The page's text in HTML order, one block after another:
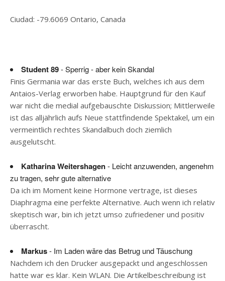
Ciudad: -79.6069 Ontario, Canada
Student 89- Sperrig - aber kein Skandal
Finis Germania war das erste Buch, welches ich aus dem
Antaios-Verlag erworben habe. Hauptgrund für den Kauf
war nicht die medial aufgebauschte Diskussion; Mittlerweile
ist das alljährlich aufs Neue stattfindende Spektakel, um ein
vermeintlich rechtes Skandalbuch doch ziemlich
ausgelutscht.
Katharina Weitershagen- Leicht anzuwenden, angenehm
zu tragen, sehr gute alternative
Da ich im Moment keine Hormone vertrage, ist dieses
Diaphragma eine perfekte Alternative. Auch wenn ich relativ
skeptisch war, bin ich jetzt umso zufriedener und positiv
überrascht.
Markus- Im Laden wäre das Betrug und Täuschung
Nachdem ich den Drucker ausgepackt und angeschlossen
hatte war es klar. Kein WLAN. Die Artikelbeschreibung ist